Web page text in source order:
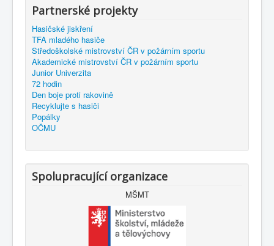
Partnerské projekty
Hasičské jiskření
TFA mladého hasiče
Středoškolské mistrovství ČR v požárním sportu
Akademické mistrovství ČR v požárním sportu
Junior Univerzita
72 hodin
Den boje proti rakovině
Recyklujte s hasiči
Popálky
OČMU
Spolupracující organizace
MŠMT